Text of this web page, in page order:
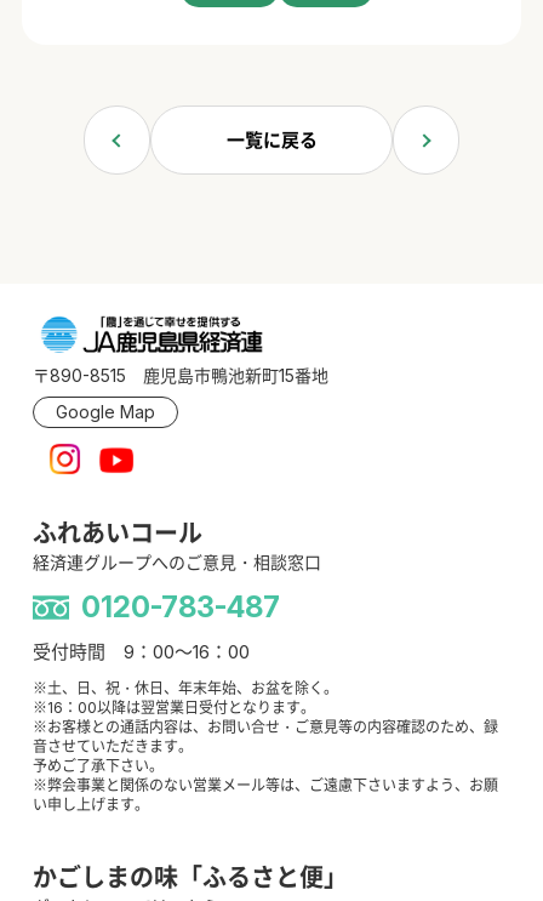
一覧に戻る
〒890-8515 鹿児島市鴨池新町15番地
Google Map
ふれあいコール
経済連グループへのご意見・相談窓口
0120-783-487
受付時間 9：00～16：00
※土、日、祝・休日、年末年始、お盆を除く。
※16：00以降は翌営業日受付となります。
※お客様との通話内容は、お問い合せ・ご意見等の内容確認のため、録
音させていただきます。
予めご了承下さい。
※弊会事業と関係のない営業メール等は、ご遠慮下さいますよう、お願
い申し上げます。
かごしまの味「ふるさと便」